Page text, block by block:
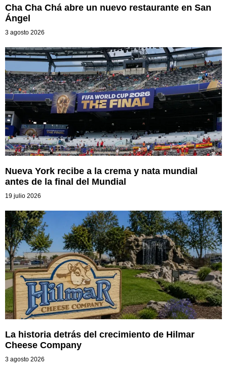
Cha Cha Chá abre un nuevo restaurante en San
Ángel
3 agosto 2026
Nueva York recibe a la crema y nata mundial
antes de la final del Mundial
19 julio 2026
La historia detrás del crecimiento de Hilmar
Cheese Company
3 agosto 2026